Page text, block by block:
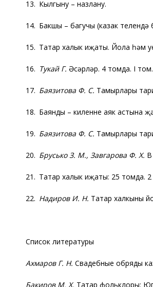
13. Кылгыну – назлану.
14. Бакшы – багучы (казак
15. Татар халык иҗаты. Йола һәм
16. Тукай Г. Әсәрләр. 4 томда. I
17. Баязитова Ф. С. Тамырлары
18. Баянды – киленнең аяк астына
19. Баязитова Ф. С. Тамырлары
20. Брусько З. М., Завгарова Ф. Х.
21. Татар халык иҗаты: 25 томда. 2
22. Надиров И. Н. Татар халкының
Список литературы
Ахмаров Г. Н. Свадебные обряды
Бакиров М. Х. Татар фольклоры: